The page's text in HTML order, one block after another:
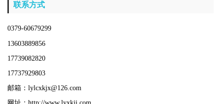
联系方式
0379-60679299
13603889856
17739082820
17737929803
邮箱：lylcxkjx@126.com